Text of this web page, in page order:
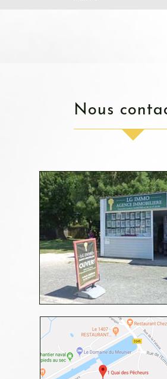
nous